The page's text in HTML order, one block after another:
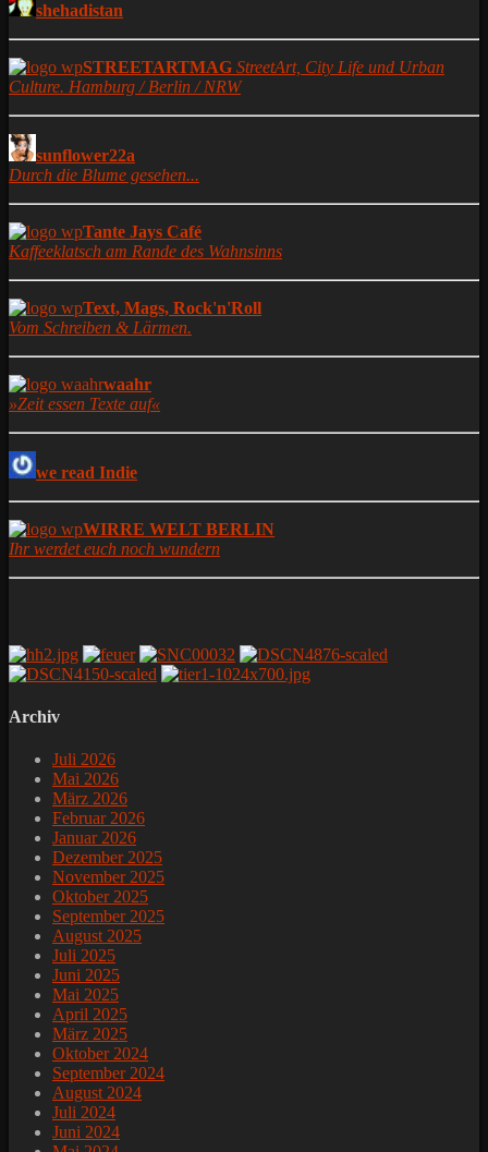
shehadistan
STREETARTMAG StreetArt, City Life und Urban
Culture. Hamburg / Berlin / NRW
sunflower22a
Durch die Blume gesehen...
Tante Jays Café
Kaffeeklatsch am Rande des Wahnsinns
Text, Mags, Rock'n'Roll
Vom Schreiben & Lärmen.
waahr
»Zeit essen Texte auf«
we read Indie
WIRRE WELT BERLIN
Ihr werdet euch noch wundern
Archiv
Juli 2026
Mai 2026
März 2026
Februar 2026
Januar 2026
Dezember 2025
November 2025
Oktober 2025
September 2025
August 2025
Juli 2025
Juni 2025
Mai 2025
April 2025
März 2025
Oktober 2024
September 2024
August 2024
Juli 2024
Juni 2024